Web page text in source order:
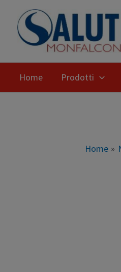
Home Prodotti
Home